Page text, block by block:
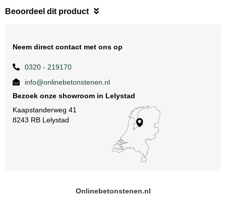
Beoordeel dit product
Neem direct contact met ons op
0320 - 219170
info@onlinebetonstenen.nl
Bezoek onze showroom in Lelystad
Kaapstanderweg 41
8243 RB Lelystad
Onlinebetonstenen.nl